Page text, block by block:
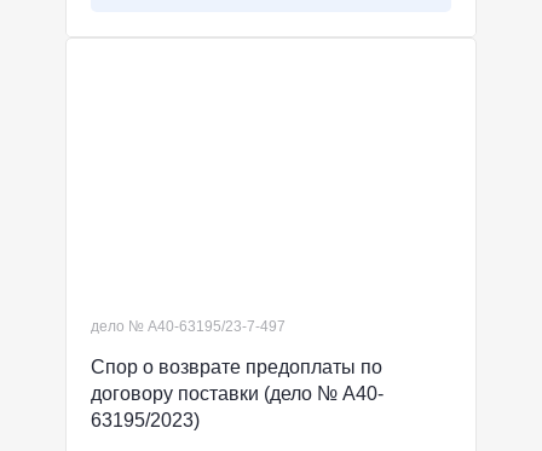
дело № А40-63195/23-7-497
Спор о возврате предоплаты по
договору поставки (дело № А40-
63195/2023)